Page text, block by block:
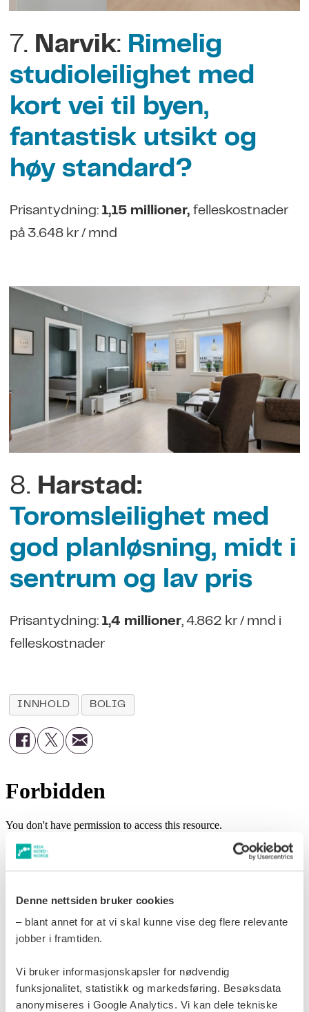
Denne nettsiden bruker cookies
– blant annet for at vi skal kunne vise deg flere relevante
jobber i framtiden.
Vi bruker informasjonskapsler for nødvendig
funksjonalitet, statistikk og markedsføring. Besøksdata
anonymiseres i Google Analytics. Vi kan dele tekniske
7. Narvik: Rimelig
studioleilighet med
kort vei til byen,
fantastisk utsikt og
høy standard?
Prisantydning: 1,15 millioner, felleskostnader
på 3.648 kr / mnd
8. Harstad:
Toromsleilighet med
god planløsning, midt i
sentrum og lav pris
Prisantydning: 1,4 millioner, 4.862 kr / mnd i
felleskostnader
INNHOLD BOLIG